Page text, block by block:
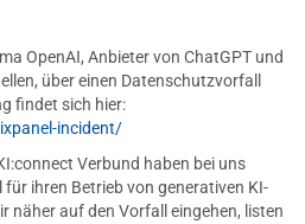
OpenAI, Anbieter von ChatGPT und
über einen Datenschutzvorfall
findet sich hier:
incident/
Verbund haben bei uns
ihren Betrieb von generativen KI-
näher auf den Vorfall eingehen, listen